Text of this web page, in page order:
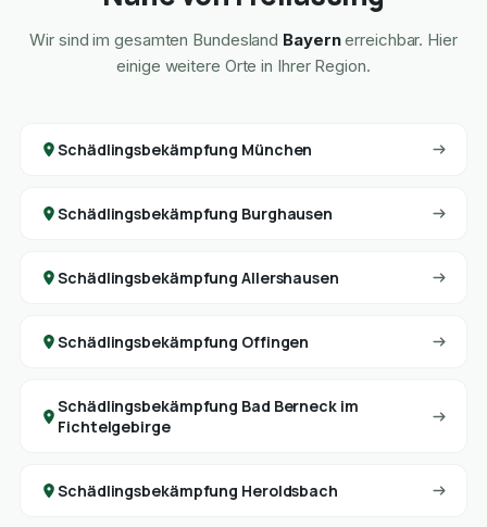
Wir sind im gesamten Bundesland Bayernerreichbar. Hier
einige weitere Orte in Ihrer Region.
Schädlingsbekämpfung München
Schädlingsbekämpfung Burghausen
Schädlingsbekämpfung Allershausen
Schädlingsbekämpfung Offingen
Schädlingsbekämpfung Bad Berneck im
Fichtelgebirge
Schädlingsbekämpfung Heroldsbach